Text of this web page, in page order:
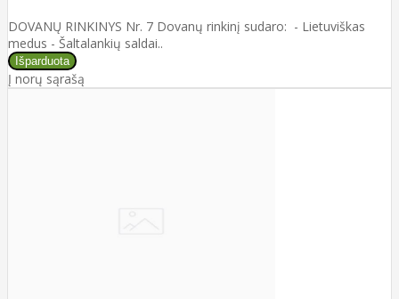
DOVANŲ RINKINYS Nr. 7 Dovanų rinkinį sudaro: - Lietuviškas
medus - Šaltalankių saldai..
Į norų sąrašą